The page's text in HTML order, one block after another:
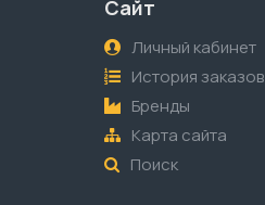
Сайт
Личный кабинет
История заказов
Бренды
Карта сайта
Поиск